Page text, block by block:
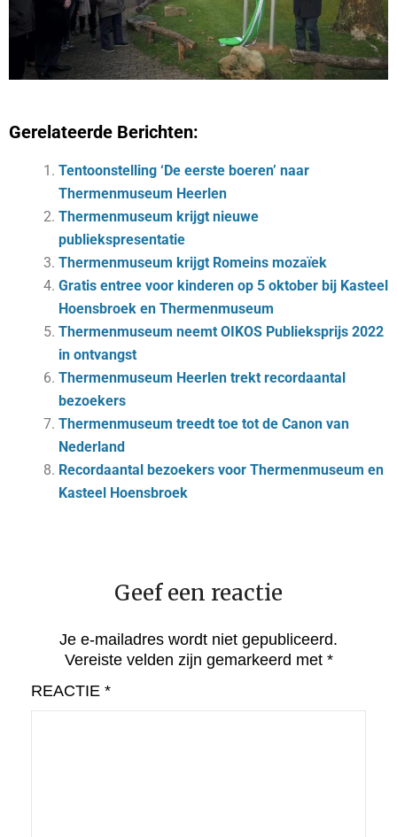
Gerelateerde Berichten:
Tentoonstelling ‘De eerste boeren’ naar
Thermenmuseum Heerlen
Thermenmuseum krijgt nieuwe
publiekspresentatie
Thermenmuseum krijgt Romeins mozaïek
Gratis entree voor kinderen op 5 oktober bij Kasteel
Hoensbroek en Thermenmuseum
Thermenmuseum neemt OIKOS Publieksprijs 2022
in ontvangst
Thermenmuseum Heerlen trekt recordaantal
bezoekers
Thermenmuseum treedt toe tot de Canon van
Nederland
Recordaantal bezoekers voor Thermenmuseum en
Kasteel Hoensbroek
Geef een reactie
Je e-mailadres wordt niet gepubliceerd.
Vereiste velden zijn gemarkeerd met *
REACTIE *